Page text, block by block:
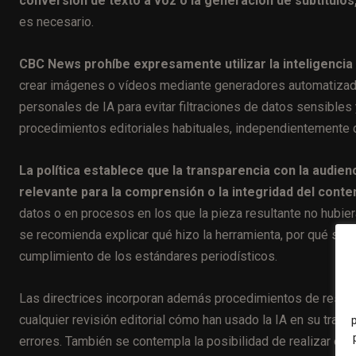
es necesario.
CBC News prohíbe expresamente utilizar la
crear imágenes o vídeos mediante generadores
personales de IA para evitar filtraciones de datos
procedimientos editoriales habituales, independientemente
La política establece que la transparencia con la
relevante para la comprensión o la integridad del
datos o en procesos en los que la pieza resultante no
se recomienda explicar qué hizo la herramienta, por qué se
cumplimiento de los estándares periodísticos.
Las directrices incorporan además procedimientos de
cualquier revisión editorial cómo han usado la IA en su
errores. También se contempla la posibilidad de realizar